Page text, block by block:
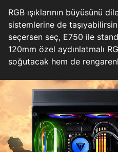
RGB ışıklarının büyüsünü
sistemlerine de
seçersen seç, E750 ile
120mm özel aydınlatmalı
soğutacak hem de